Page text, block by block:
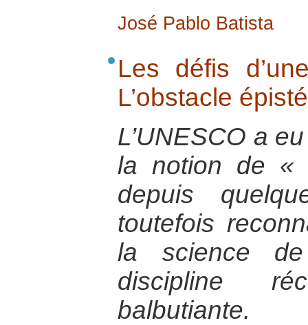
José Pablo Batista
Les défis
L’obstacle
L’UNESCO a
la notion de «
depuis
toutefois
la science
discipline
balbutiante.